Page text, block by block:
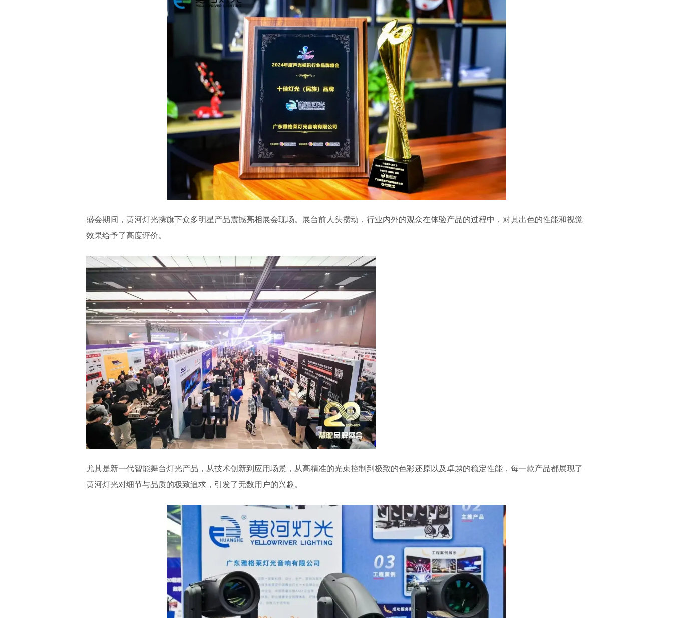
盛会期间，黄河灯光携旗下众多明星产品震撼亮相展会现场。展台前人头攒动，行业内外的观众在体验产品的过程中，对其出色的性能和视觉
效果给予了高度评价。
尤其是新一代智能舞台灯光产品，从技术创新到应用场景，从高精准的光束控制到极致的色彩还原以及卓越的稳定性能，每一款产品都展现了
黄河灯光对细节与品质的极致追求，引发了无数用户的兴趣。